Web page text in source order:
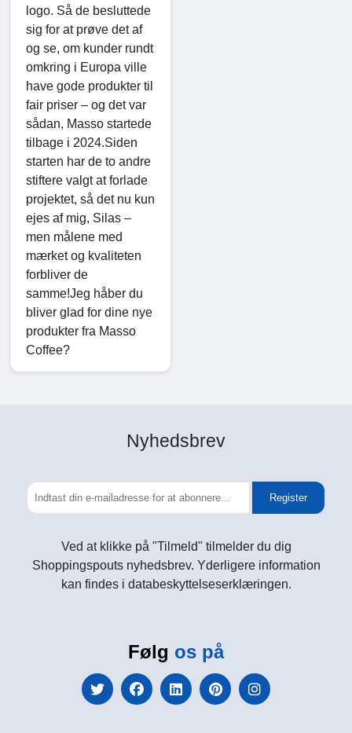
logo. Så de besluttede
sig for at prøve det af
og se, om kunder rundt
omkring i Europa ville
have gode produkter til
fair priser – og det var
sådan, Masso startede
tilbage i 2024.Siden
starten har de to andre
stiftere valgt at forlade
projektet, så det nu kun
ejes af mig, Silas –
men målene med
mærket og kvaliteten
forbliver de
samme!Jeg håber du
bliver glad for dine nye
produkter fra Masso
Coffee?
Nyhedsbrev
Register
Ved at klikke på "Tilmeld" tilmelder du dig
Shoppingspouts nyhedsbrev. Yderligere information
kan findes i databeskyttelseserklæringen.
Følg os på